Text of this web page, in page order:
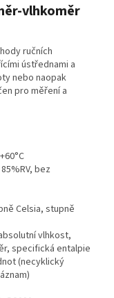
vlhkoměr
ručních
ústřednami a
nebo naopak
pro měření a
bez
Celsia, stupně
vlhkost,
specifická entalpie
(necyklický